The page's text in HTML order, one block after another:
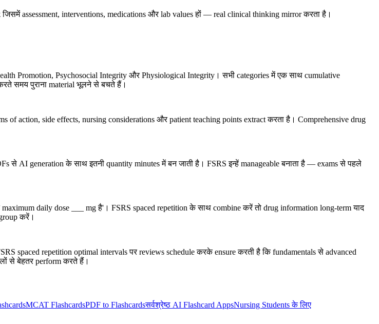
assessment, interventions, medications और lab values हों — real clinical thinking mirror करता है।
Promotion, Psychosocial Integrity और Physiological Integrity। सभी categories में एक साथ cumulative
समय पुराना material भूलने से बचते हैं।
action, side effects, nursing considerations और patient teaching points extract करता है। Comprehensive drug
से AI generation के साथ इतनी quantity minutes में बन जाती है। FSRS इन्हें manageable बनाता है — exams से पहले
daily dose ___ mg है'। FSRS spaced repetition के साथ combine करें तो drug information long-term याद
करें।
spaced repetition optimal intervals पर reviews schedule करके ensure करती है कि fundamentals से advanced
से बेहतर perform करते हैं।
MCAT FlashcardsPDF to Flashcardsसर्वश्रेष्ठ AI Flashcard AppsNursing Students के लिए